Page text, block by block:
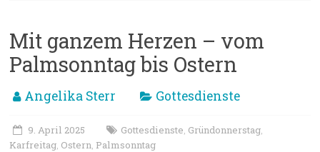
Mit ganzem Herzen – vom
Palmsonntag bis Ostern
Angelika Sterr Gottesdienste
9. April 2025 Gottesdienste, Gründonnerstag,
Karfreitag, Ostern, Palmsonntag